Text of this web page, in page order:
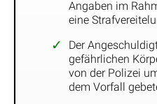
Angaben im
eine
Der
gefährlichen
von der Polizei
dem Vorfall